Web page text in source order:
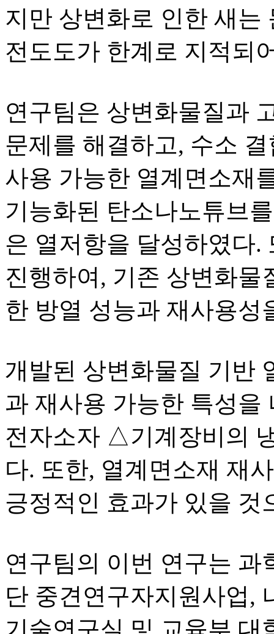
지만 상변화로 인한 새는
전도도가 한계로 지적되
연구팀은 상변화물질과
문제를 해결하고, 수소
사용 가능한 열계면소재
기능화된 탄소나노튜브
은 열저항을 달성하였다.
진행하여, 기존 상변화물
한 방열 성능과 재사용성
개발된 상변화물질 기반
과 재사용 가능한 특성
전자소자 △기계장비의
다. 또한, 열계면소재 재
긍정적인 효과가 있을 것
연구팀의 이번 연구는
단 중견연구자지원사업,
기술연구실 및 교육부